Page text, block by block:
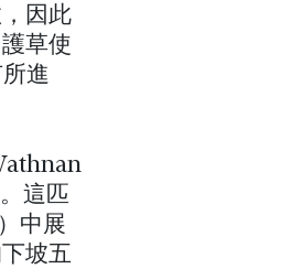
因此
草使
進
這匹
中展
坡五